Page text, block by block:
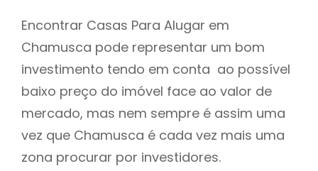
Encontrar Casas Para Alugar em
Chamusca pode representar um bom
investimento tendo em conta ao possível
baixo preço do imóvel face ao valor de
mercado, mas nem sempre é assim uma
vez que Chamusca é cada vez mais uma
zona procurar por investidores.